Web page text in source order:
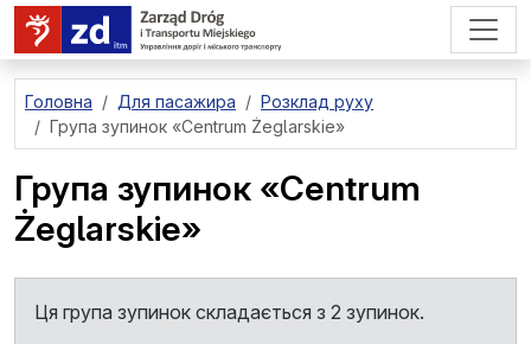
перейти до основного вмісту
Головна Для пасажира
Розклад руху
Група зупинок «Centrum Żeglarskie»
Група зупинок «Centrum
Żeglarskie»
Ця група зупинок складається з 2 зупинок.